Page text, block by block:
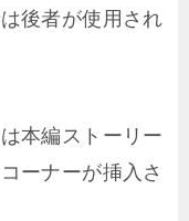
後者が使用され
本編ストーリー
ーナーが挿入さ